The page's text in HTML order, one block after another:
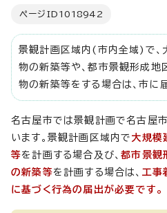
ページID 1018942
景観計画区域内(市内全域)で、
物の新築等や、都市景観形成地
物の新築等をする場合は、市に
名古屋市では景観計画で名古屋
います。景観計画区域内で 大規模
等を計画する場合及び、都市景観
の新築等を計画する場合は、 工事
に基づく行為の届出が必要です。